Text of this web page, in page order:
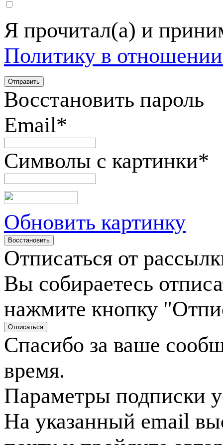
Я прочитал(а) и
Политику в
Восстановить пароль
Email*
Символы с картинки*
Обновить картинку
Отписаться от
Вы собираетесь
нажмите кнопку
Спасибо за ваше
время.
Параметры подписки
На указанный email